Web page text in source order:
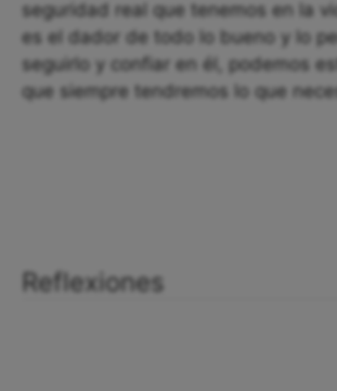
seguridad real que tenemos en la
es el dador de todo lo bueno y lo
seguirlo y confiar en él, podemos
que siempre tendremos lo que
Reflexiones